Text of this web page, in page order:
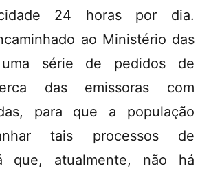
24 horas por dia.
ao Ministério das
uma série de pedidos de
das emissoras com
para que a população
tais processos de
que, atualmente, não há